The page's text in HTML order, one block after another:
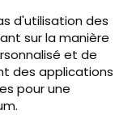
d'utilisation des
sur la manière
et de
des applications
pour une